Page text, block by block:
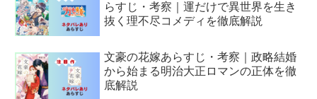
らすじ・考察｜運だけで異世界を生き
抜く理不尽コメディを徹底解説
文豪の花嫁あらすじ・考察｜政略結婚
から始まる明治大正ロマンの正体を徹
底解説